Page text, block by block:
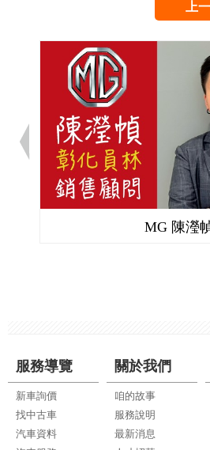
上
MG 陳瀅
服務導覽
新車詢價
找中古車
汽車資料
關於我們
咱的故事
服務說明
最新消息